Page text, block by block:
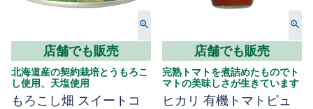
店舗でも販売
北海道産の契約栽培とうもろこ
し使用、天塩使用
もろこし畑 スイートコ
店舗でも販売
完熟トマトを煮詰めたものでト
マトの美味しさが生きています
ヒカリ 有機トマトピュ